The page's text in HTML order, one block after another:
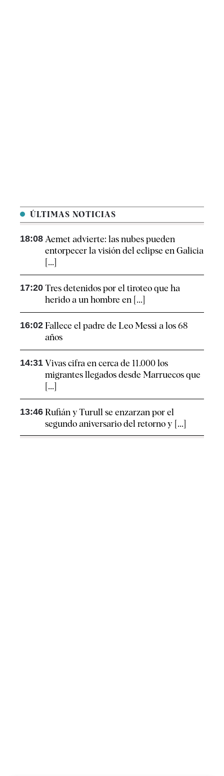
ÚLTIMAS NOTICIAS
18:08 Aemet advierte: las nubes pueden
entorpecer la visión del eclipse en Galicia
[...]
17:20 Tres detenidos por el tiroteo que ha
herido a un hombre en [...]
16:02 Fallece el padre de Leo Messi a los 68
años
14:31 Vivas cifra en cerca de 11.000 los
migrantes llegados desde Marruecos que
[...]
13:46 Rufián y Turull se enzarzan por el
segundo aniversario del retorno y [...]